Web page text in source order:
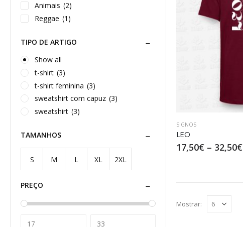
SIGNOS
LEO
17,50€ – 32,50€
Mostrar:
Animais (2)
Reggae (1)
TIPO DE ARTIGO
Show all
t-shirt (3)
t-shirt feminina (3)
sweatshirt com capuz (3)
sweatshirt (3)
TAMANHOS
S M L XL 2XL
PREÇO